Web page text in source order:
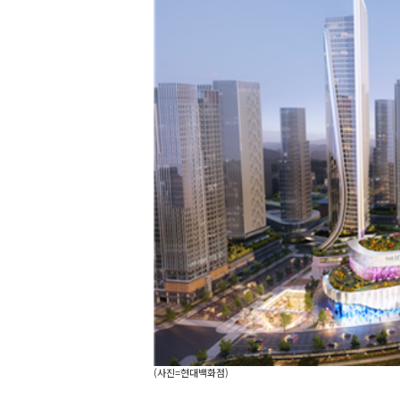
(사진=현대백화점)